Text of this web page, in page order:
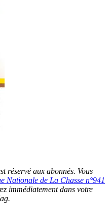
réservé aux abonnés. Vous
Nationale de La Chasse n°941
immédiatement dans votre